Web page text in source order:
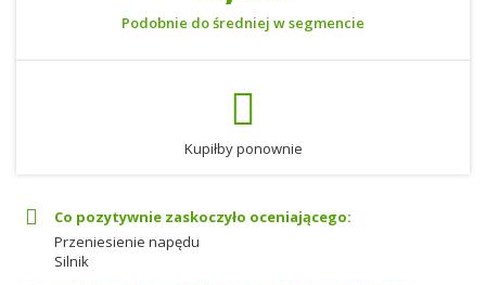
Podobnie do średniej w segmencie
Kupiłby ponownie
Co pozytywnie zaskoczyło oceniającego:
Przeniesienie napędu
Silnik